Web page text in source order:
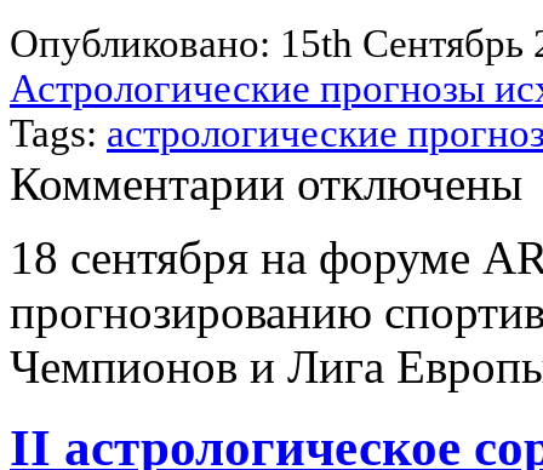
Опубликовано: 15th
Астрологические прогнозы
Tags: астрологические
Комментарии записи
соревнование
по
исходов
состязаний
«Лига
Лига
отключены
18 сентября на форуме
прогнозированию
Чемпионов и Лига
II астрологическое